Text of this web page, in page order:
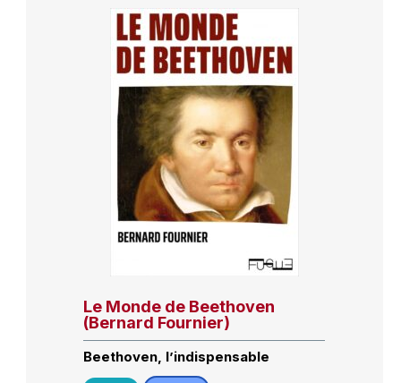
Le Monde de Beethoven
(Bernard Fournier)
Beethoven, l’indispensable